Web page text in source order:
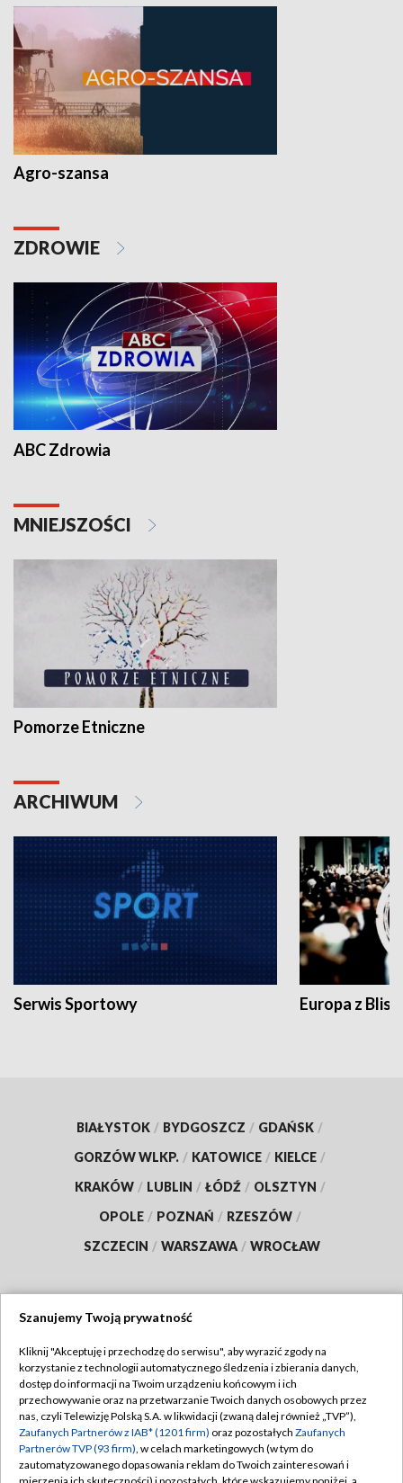
Agro-szansa
ZDROWIE
ABC Zdrowia
MNIEJSZOŚCI
Pomorze Etniczne
ARCHIWUM
Serwis Sportowy Europa z
BIAŁYSTOK / BYDGOSZCZ / GDAŃSK /
GORZÓW WLKP. / KATOWICE / KIELCE /
KRAKÓW / LUBLIN / ŁÓDŹ / OLSZTYN /
OPOLE / POZNAŃ / RZESZÓW /
SZCZECIN / WARSZAWA / WROCŁAW
TVP
Abonament TVP
Emisja w TVP
Centrum informacji TVP
Regulamin TVP
Polityka prywatności
Moje zgody
Szanujemy Twoją prywatność
Kliknij "Akceptuję i przechodzę do serwisu", aby wyrazić zgody na
korzystanie z technologii automatycznego śledzenia i zbierania danych,
dostęp do informacji na Twoim urządzeniu końcowym i ich
przechowywanie oraz na przetwarzanie Twoich danych osobowych przez
nas, czyli Telewizję Polską S.A. w likwidacji (zwaną dalej również „TVP”),
Zaufanych Partnerów z IAB* (1201 firm) oraz pozostałych Zaufanych
Partnerów TVP (93 firm), w celach marketingowych (w tym do
zautomatyzowanego dopasowania reklam do Twoich zainteresowań i